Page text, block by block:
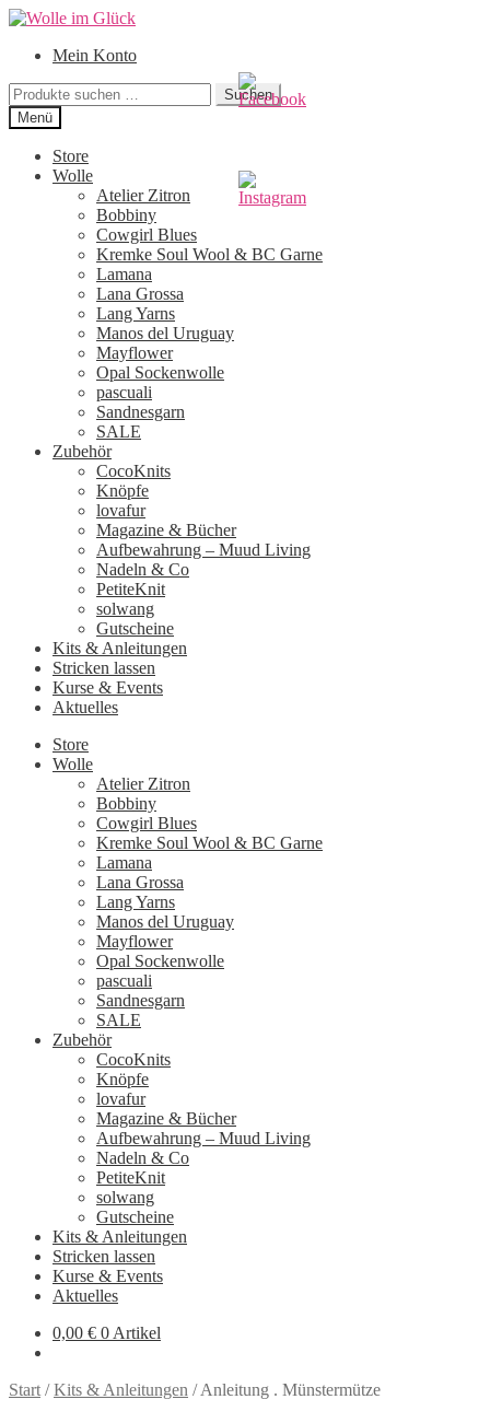
Zur
springen
Zum
springenMein Konto
Suchen
nach:
Suchen
Menü
Store
Wolle
Atelier Zitron
Bobbiny
Cowgirl Blues
Kremke Soul Wool & BC Garne
Lamana
Lana Grossa
Lang Yarns
Manos del Uruguay
Mayflower
Opal Sockenwolle
pascuali
Sandnesgarn
SALE
Zubehör
CocoKnits
Knöpfe
lovafur
Magazine & Bücher
Aufbewahrung – Muud Living
Nadeln & Co
PetiteKnit
solwang
Gutscheine
Kits & Anleitungen
Stricken lassen
Kurse & Events
Aktuelles
Store
Wolle
Atelier Zitron
Bobbiny
Cowgirl Blues
Kremke Soul Wool & BC Garne
Lamana
Lana Grossa
Lang Yarns
Manos del Uruguay
Mayflower
Opal Sockenwolle
pascuali
Sandnesgarn
SALE
Zubehör
CocoKnits
Knöpfe
lovafur
Magazine & Bücher
Aufbewahrung – Muud Living
Nadeln & Co
PetiteKnit
solwang
Gutscheine
Kits & Anleitungen
Stricken lassen
Kurse & Events
Aktuelles
0,00 € 0 Artikel
Start /Kits & Anleitungen /Anleitung . Münstermütze